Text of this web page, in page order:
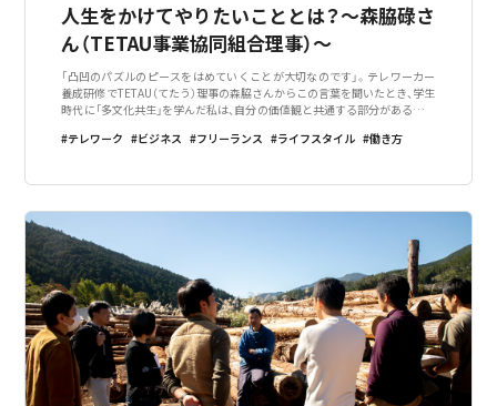
人生をかけてやりたいこととは？～森脇碌さ
ん（TETAU事業協同組合理事）～
「凸凹のパズルのピースをはめていくことが大切なのです」。テレワーカー
養成研修でTETAU（てたう）理事の森脇さんからこの言葉を聞いたとき、学生
時代に「多文化共生」を学んだ私は、自分の価値観と共通する部分があると感
生かし、社会を作って
テレワーク ビジネス フリーランス ライフスタイル 働き方